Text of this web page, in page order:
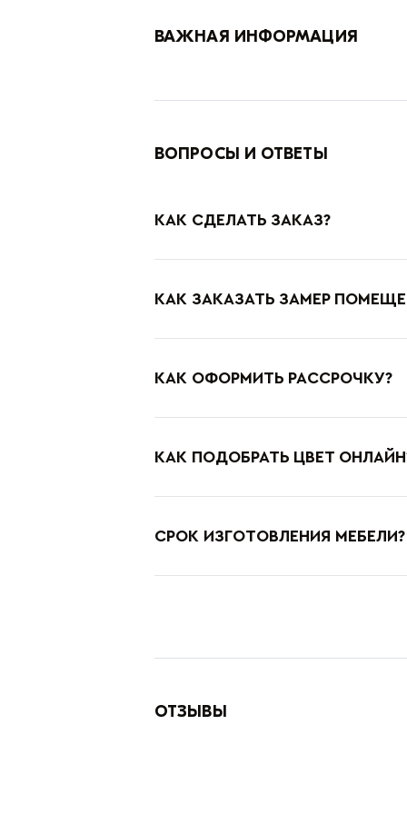
ВАЖНАЯ ИНФОРМАЦИЯ
ВОПРОСЫ И ОТВЕТЫ
КАК СДЕЛАТЬ ЗАКАЗ?
КАК ЗАКАЗАТЬ ЗАМЕР
КАК ОФОРМИТЬ РАССРОЧКУ?
КАК ПОДОБРАТЬ ЦВЕТ
СРОК ИЗГОТОВЛЕНИЯ МЕБЕЛИ?
ОТЗЫВЫ